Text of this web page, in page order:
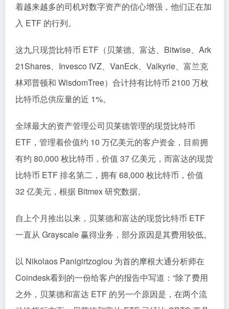
着越来越多的司机对数字资产的信心增强，他们正在加
入 ETF 的行列。
这九只现货比特币 ETF（贝莱德、富达、Bitwise、Ark
21Shares、Invesco IVZ、VanEck、Valkyrie、富兰克
林邓普顿和 WisdomTree）合计持有比特币 2100 万枚
比特币总供应量的近 1%。
全球最大的资产管理公司贝莱德管理的现货比特币
ETF，管理着价值约 10 万亿美元的客户资金，目前拥
有约 80,000 枚比特币，价值 37 亿美元，而富达的现货
比特币 ETF 排名第二，拥有 68,000 枚比特币，价值
32 亿美元，根据 Bitmex 研究数据。
自上个月推出以来，贝莱德和富达的现货比特币 ETF
一直从 Grayscale 赢得业务，部分原因是其费用较低。
以 Nikolaos Panigirtzoglou 为首的摩根大通分析师在
Coindesk看到的一份给客户的报告中写道：“除了费用
之外，贝莱德和富达 ETF 的另一个原因是，在两个流